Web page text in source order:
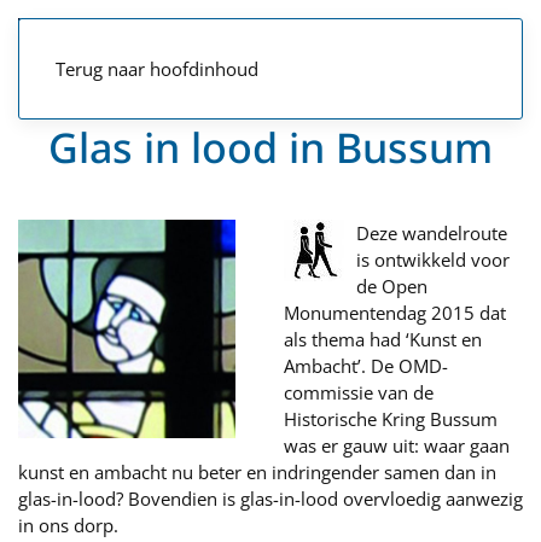
Terug naar hoofdinhoud
Glas in lood in Bussum
Deze wandelroute
is ontwikkeld voor
de Open
Monumentendag 2015 dat
als thema had ‘Kunst en
Ambacht’. De OMD-
commissie van de
Historische Kring Bussum
was er gauw uit: waar gaan
kunst en ambacht nu beter en indringender samen dan in
glas-in-lood? Bovendien is glas-in-lood overvloedig aanwezig
in ons dorp.